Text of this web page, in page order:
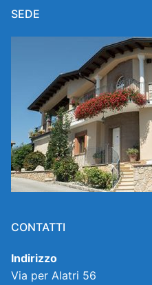
SEDE
CONTATTI
Indirizzo
Via per Alatri 56